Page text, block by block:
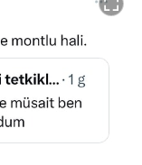
Gündem